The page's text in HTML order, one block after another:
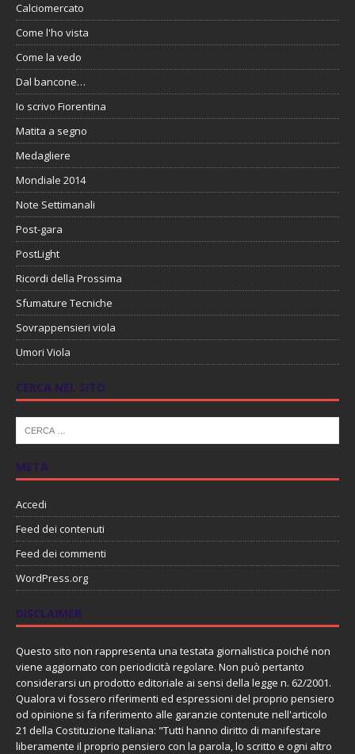
Calciomercato
Come l'ho vista
Come la vedo
Dal bancone…
Io scrivo Fiorentina
Matita a segno
Medagliere
Mondiale 2014
Note Settimanali
Post-gara
PostLight
Ricordi della Prossima
Sfumature Tecniche
Sovrappensieri viola
Umori Viola
CERCA NEL SITO
META
Accedi
Feed dei contenuti
Feed dei commenti
WordPress.org
DISCLAIMER
Questo sito non rappresenta una testata giornalistica poiché non
viene aggiornato con periodicità regolare. Non può pertanto
considerarsi un prodotto editoriale ai sensi della legge n. 62/2001.
Qualora vi fossero riferimenti ed espressioni del proprio pensiero
od opinione si fa riferimento alle garanzie contenute nell'articolo
21 della Costituzione Italiana: "Tutti hanno diritto di manifestare
liberamente il proprio pensiero con la parola, lo scritto e ogni altro